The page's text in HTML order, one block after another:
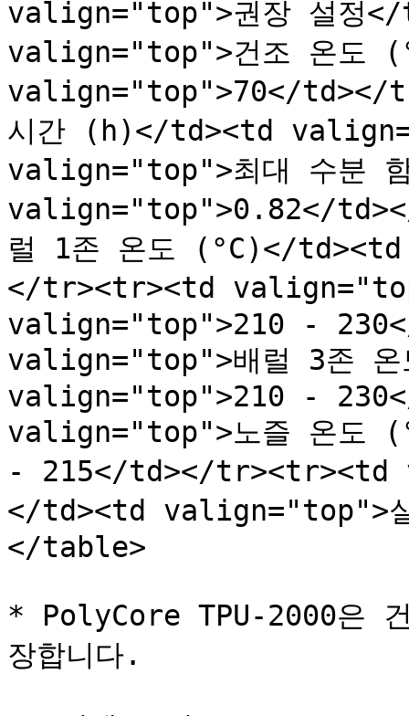
valign="top">권장 설정
valign="top">건조 온도
valign="top">70</td></
시간 (h)</td><td
valign="top">최대 수분
valign="top">0.82</
럴 1존 온도 (°C)</
</tr><tr><td
valign="top">210 -
valign="top">배럴 3존
valign="top">210 -
valign="top">노즐 온도
- 215</td></tr><tr><td
</td><td valign="top">
</table>
* PolyCore TPU-2000은
장합니다.